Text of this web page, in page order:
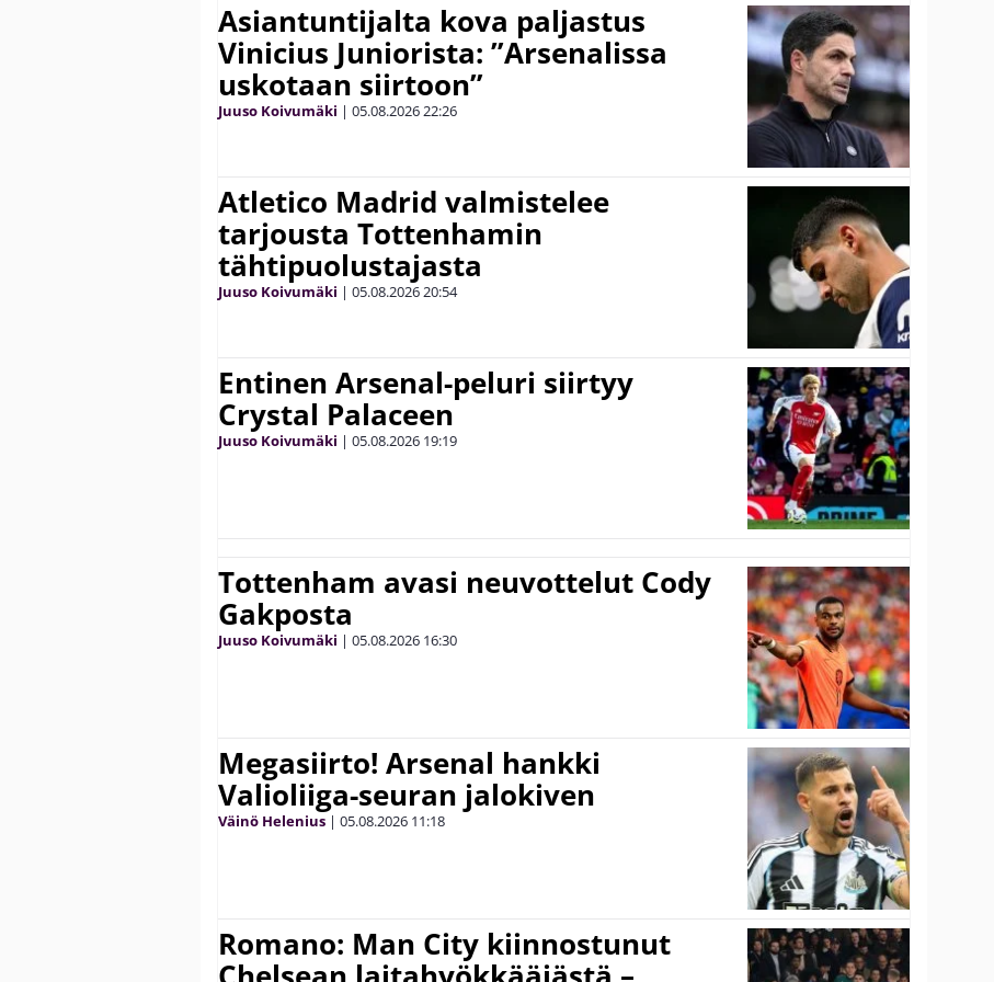
Asiantuntijalta kova paljastus
Vinicius Juniorista: ”Arsenalissa
uskotaan siirtoon”
Juuso Koivumäki | 05.08.202622:26
Atletico Madrid valmistelee
tarjousta Tottenhamin
tähtipuolustajasta
Juuso Koivumäki | 05.08.202620:54
Entinen Arsenal-peluri siirtyy
Crystal Palaceen
Juuso Koivumäki | 05.08.2026 19:19
Tottenham avasi neuvottelut Cody
Gakposta
Juuso Koivumäki | 05.08.2026 16:30
Megasiirto! Arsenal hankki
Valioliiga-seuran jalokiven
Väinö Helenius | 05.08.2026 11:18
Romano: Man City kiinnostunut